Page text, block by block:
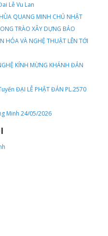
Lễ Vu Lan
QUANG MINH CHỦ NHẬT
TRÀO XÂY DỰNG BẢO
HÓA VÀ NGHỆ THUẬT LÊN TỚI
KÍNH MỪNG KHÁNH ĐẢN
ĐẠI LỄ PHẬT ĐẢN PL.2570
Minh 24/05/2026